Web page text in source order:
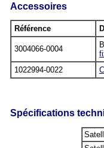
Accessoires
Référence
3004066-0004
1022994-0022
Spécifications